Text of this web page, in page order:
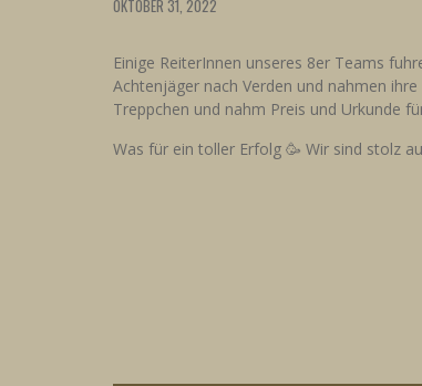
OKTOBER 31, 2022
Einige ReiterInnen unseres 8er Teams
Achtenjäger nach Verden und nahmen
Treppchen und nahm Preis und Urkunde
Was für ein toller Erfolg 🥳 Wir sind stolz